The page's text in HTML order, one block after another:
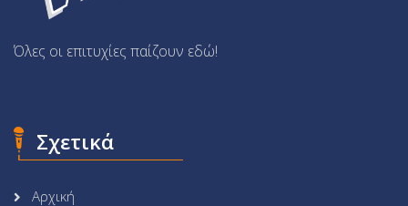
Όλες οι επιτυχίες παίζουν εδώ!
Σχετικά
Αρχική